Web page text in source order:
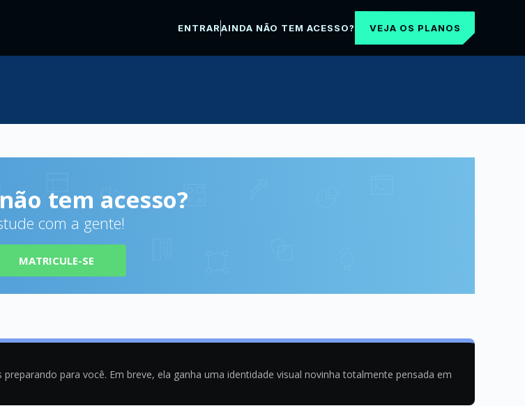
ENTRARAINDA NÃO TEM ACESSO? VEJA OS PLANOS
tem acesso?
com a gente!
MATRICULE-SE
para você. Em breve, ela ganha uma identidade visual novinha totalmente pensada em